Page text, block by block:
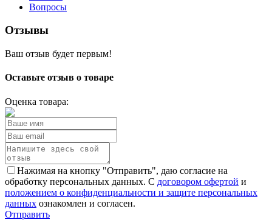
Вопросы
Отзывы
Ваш отзыв будет первым!
Оставьте отзыв о товаре
Оценка товара:
Нажимая на кнопку "Отправить", даю согласие на
обработку персональных данных. С договором офертой и
положением о конфиденциальности и защите персональных
данных ознакомлен и согласен.
Отправить